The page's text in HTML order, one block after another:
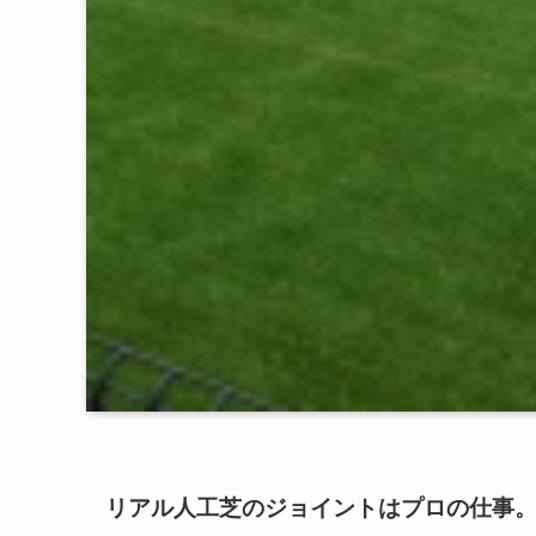
リアル人工芝のジョイントはプロの仕事。